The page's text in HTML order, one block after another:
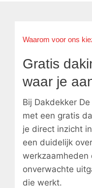
Waarom voor ons
Gratis
waar je
Bij Dakdekker
met een gratis
je direct inzicht
een duidelijk
werkzaamheden
onverwachte
die werkt.